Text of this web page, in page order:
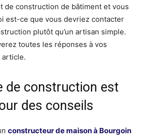
de construction de bâtiment et vous
est-ce que vous devriez contacter
plutôt qu’un artisan simple.
toutes les réponses à vos
article.
de construction est
des conseils
constructeur de maison à Bourgoin